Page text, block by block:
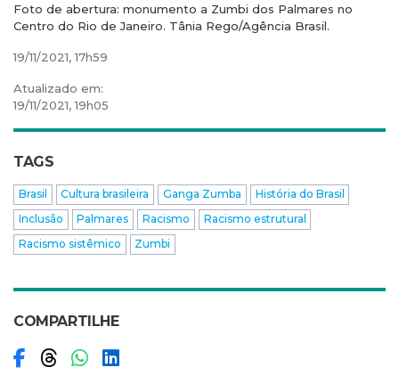
Foto de abertura: monumento a Zumbi dos Palmares no
Centro do Rio de Janeiro. Tânia Rego/Agência Brasil.
19/11/2021, 17h59
Atualizado em:
19/11/2021, 19h05
TAGS
Brasil Cultura brasileira Ganga Zumba
História do Brasil
Inclusão
Palmares Racismo
Racismo estrutural
Racismo sistêmico
Zumbi
COMPARTILHE
Compartilhar no Facebook
Compartilhar no Threads
Compartilhar no WhatsApp
Compartilhar no LinkedIn